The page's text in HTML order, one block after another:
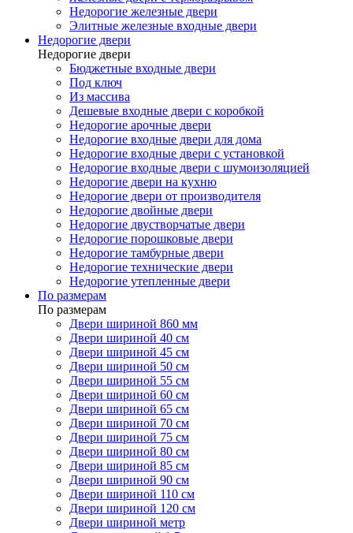
Недорогие железные двери
Элитные железные входные двери
Недорогие двери
Недорогие двери
Бюджетные входные двери
Под ключ
Из массива
Дешевые входные двери с коробкой
Недорогие арочные двери
Недорогие входные двери для дома
Недорогие входные двери с установкой
Недорогие входные двери с шумоизоляцией
Недорогие двери на кухню
Недорогие двери от производителя
Недорогие двойные двери
Недорогие двустворчатые двери
Недорогие порошковые двери
Недорогие тамбурные двери
Недорогие технические двери
Недорогие утепленные двери
По размерам
По размерам
Двери шириной 860 мм
Двери шириной 40 см
Двери шириной 45 см
Двери шириной 50 см
Двери шириной 55 см
Двери шириной 60 см
Двери шириной 65 см
Двери шириной 70 см
Двери шириной 75 см
Двери шириной 80 см
Двери шириной 85 см
Двери шириной 90 см
Двери шириной 110 см
Двери шириной 120 см
Двери шириной метр